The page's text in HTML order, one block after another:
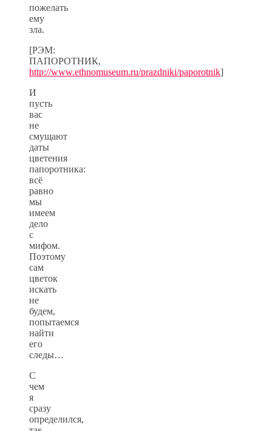
пожелать
ему
зла.
[РЭМ:
ПАПОРОТНИК,
http://www.ethnomuseum.ru/prazdniki/paporotnik]
И
пусть
вас
не
смущают
даты
цветения
папоротника:
всё
равно
мы
имеем
дело
с
мифом.
Поэтому
сам
цветок
искать
не
будем,
попытаемся
найти
его
следы…
С
чем
я
сразу
определился,